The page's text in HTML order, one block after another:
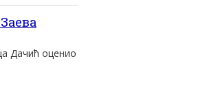
Дачић оценио